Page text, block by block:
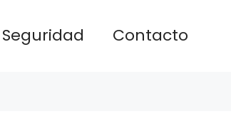
Seguridad Contacto